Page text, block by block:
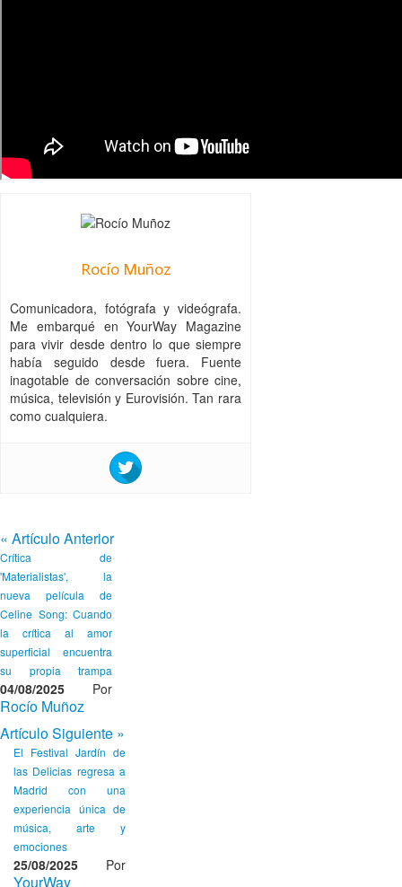
Rocío Muñoz
Comunicadora, fotógrafa y videógrafa.
Me embarqué en YourWay Magazine
para vivir desde dentro lo que siempre
había seguido desde fuera. Fuente
inagotable de conversación sobre cine,
música, televisión y Eurovisión. Tan rara
como cualquiera.
« Artículo Anterior
Crítica de
'Materialistas', la
nueva película de
Celine Song: Cuando
la crítica al amor
superficial encuentra
su propia trampa
04/08/2025 Por
Rocío Muñoz
Artículo Siguiente »
El Festival Jardín de
las Delicias regresa a
Madrid con una
experiencia única de
música, arte y
emociones
25/08/2025 Por
YourWay